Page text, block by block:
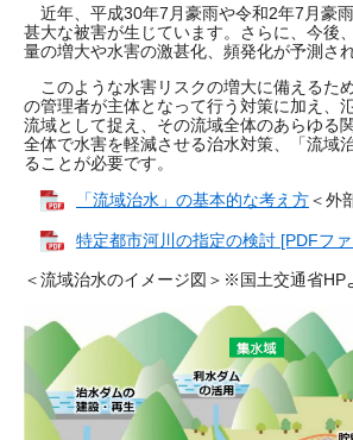
近年、平成30年7月豪雨や令和2年7月豪雨
甚大な被害が生じています。さらに、今後
量の増大や水害の激甚化、頻発化が予測さ
このような水害リスクの増大に備えるた
の管理者が主体となって行う対策に加え、
流域として捉え、その流域全体のあらゆる
全体で水害を軽減させる治水対策、「流域
ることが必要です。
「流域治水」の基本的な考え方＜外
特定都市河川の指定の検討 [PDFフ
＜流域治水のイメージ図＞※国土交通省HP